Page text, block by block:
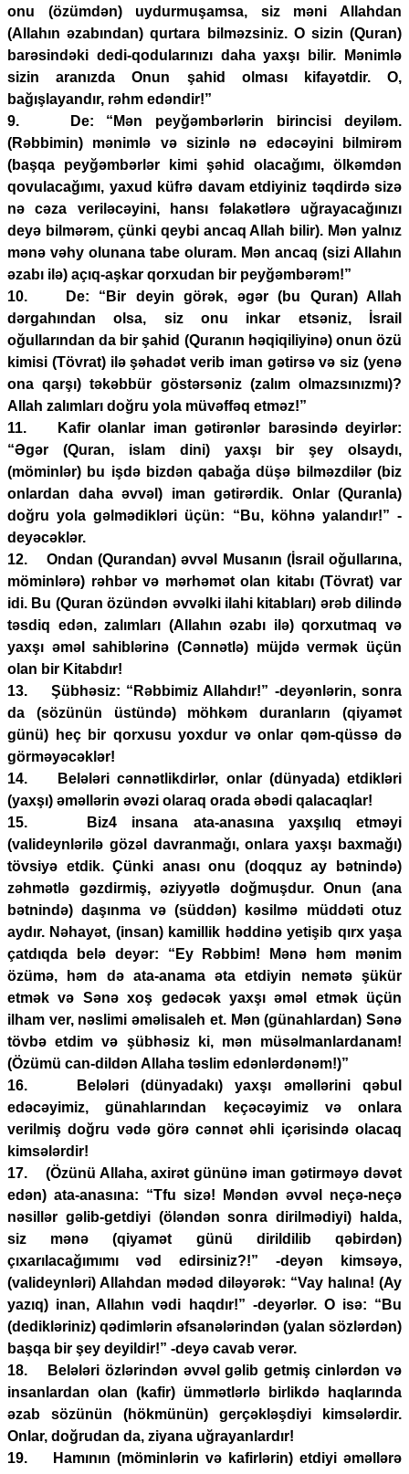
onu (özümdən) uydurmuşamsa, siz məni Allahdan
(Allahın əzabından) qurtara bilməzsiniz. O sizin (Quran)
barəsindəki dedi-qodularınızı daha yaxşı bilir. Mənimlə
sizin aranızda Onun şahid olması kifayətdir. O,
bağışlayandır, rəhm edəndir!”
9. De: “Mən peyğəmbərlərin birincisi deyiləm.
(Rəbbimin) mənimlə və sizinlə nə edəcəyini bilmirəm
(başqa peyğəmbərlər kimi şəhid olacağımı, ölkəmdən
qovulacağımı, yaxud küfrə davam etdiyiniz təqdirdə sizə
nə cəza veriləcəyini, hansı fəlakətlərə uğrayacağınızı
deyə bilmərəm, çünki qeybi ancaq Allah bilir). Mən yalnız
mənə vəhy olunana tabe oluram. Mən ancaq (sizi Allahın
əzabı ilə) açıq-aşkar qorxudan bir peyğəmbərəm!”
10. De: “Bir deyin görək, əgər (bu Quran) Allah
dərgahından olsa, siz onu inkar etsəniz, İsrail
oğullarından da bir şahid (Quranın həqiqiliyinə) onun özü
kimisi (Tövrat) ilə şəhadət verib iman gətirsə və siz (yenə
ona qarşı) təkəbbür göstərsəniz (zalım olmazsınızmı)?
Allah zalımları doğru yola müvəffəq etməz!”
11. Kafir olanlar iman gətirənlər barəsində deyirlər:
“Əgər (Quran, islam dini) yaxşı bir şey olsaydı,
(möminlər) bu işdə bizdən qabağa düşə bilməzdilər (biz
onlardan daha əvvəl) iman gətirərdik. Onlar (Quranla)
doğru yola gəlmədikləri üçün: “Bu, köhnə yalandır!” -
deyəcəklər.
12. Ondan (Qurandan) əvvəl Musanın (İsrail oğullarına,
möminlərə) rəhbər və mərhəmət olan kitabı (Tövrat) var
idi. Bu (Quran özündən əvvəlki ilahi kitabları) ərəb dilində
təsdiq edən, zalımları (Allahın əzabı ilə) qorxutmaq və
yaxşı əməl sahiblərinə (Cənnətlə) müjdə vermək üçün
olan bir Kitabdır!
13. Şübhəsiz: “Rəbbimiz Allahdır!” -deyənlərin, sonra
da (sözünün üstündə) möhkəm duranların (qiyamət
günü) heç bir qorxusu yoxdur və onlar qəm-qüssə də
görməyəcəklər!
14. Belələri cənnətlikdirlər, onlar (dünyada) etdikləri
(yaxşı) əməllərin əvəzi olaraq orada əbədi qalacaqlar!
15. Biz4 insana ata-anasına yaxşılıq etməyi
(valideynlərilə gözəl davranmağı, onlara yaxşı baxmağı)
tövsiyə etdik. Çünki anası onu (doqquz ay bətnində)
zəhmətlə gəzdirmiş, əziyyətlə doğmuşdur. Onun (ana
bətnində) daşınma və (süddən) kəsilmə müddəti otuz
aydır. Nəhayət, (insan) kamillik həddinə yetişib qırx yaşa
çatdıqda belə deyər: “Ey Rəbbim! Mənə həm mənim
özümə, həm də ata-anama əta etdiyin nemətə şükür
etmək və Sənə xoş gedəcək yaxşı əməl etmək üçün
ilham ver, nəslimi əməlisaleh et. Mən (günahlardan) Sənə
tövbə etdim və şübhəsiz ki, mən müsəlmanlardanam!
(Özümü can-dildən Allaha təslim edənlərdənəm!)”
16. Belələri (dünyadakı) yaxşı əməllərini qəbul
edəcəyimiz, günahlarından keçəcəyimiz və onlara
verilmiş doğru vədə görə cənnət əhli içərisində olacaq
kimsələrdir!
17. (Özünü Allaha, axirət gününə iman gətirməyə dəvət
edən) ata-anasına: “Tfu sizə! Məndən əvvəl neçə-neçə
nəsillər gəlib-getdiyi (öləndən sonra dirilmədiyi) halda,
siz mənə (qiyamət günü dirildilib qəbirdən)
çıxarılacağımımı vəd edirsiniz?!” -deyən kimsəyə,
(valideynləri) Allahdan mədəd diləyərək: “Vay halına! (Ay
yazıq) inan, Allahın vədi haqdır!” -deyərlər. O isə: “Bu
(dedikləriniz) qədimlərin əfsanələrindən (yalan sözlərdən)
başqa bir şey deyildir!” -deyə cavab verər.
18. Belələri özlərindən əvvəl gəlib getmiş cinlərdən və
insanlardan olan (kafir) ümmətlərlə birlikdə haqlarında
əzab sözünün (hökmünün) gerçəkləşdiyi kimsələrdir.
Onlar, doğrudan da, ziyana uğrayanlardır!
19. Hamının (möminlərin və kafirlərin) etdiyi əməllərə